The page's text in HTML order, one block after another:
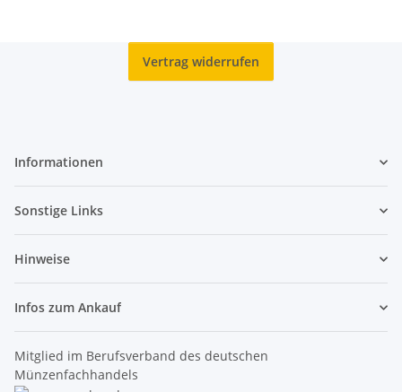
Vertrag widerrufen
Informationen
Sonstige Links
Hinweise
Infos zum Ankauf
Mitglied im Berufsverband des deutschen
Münzenfachhandels